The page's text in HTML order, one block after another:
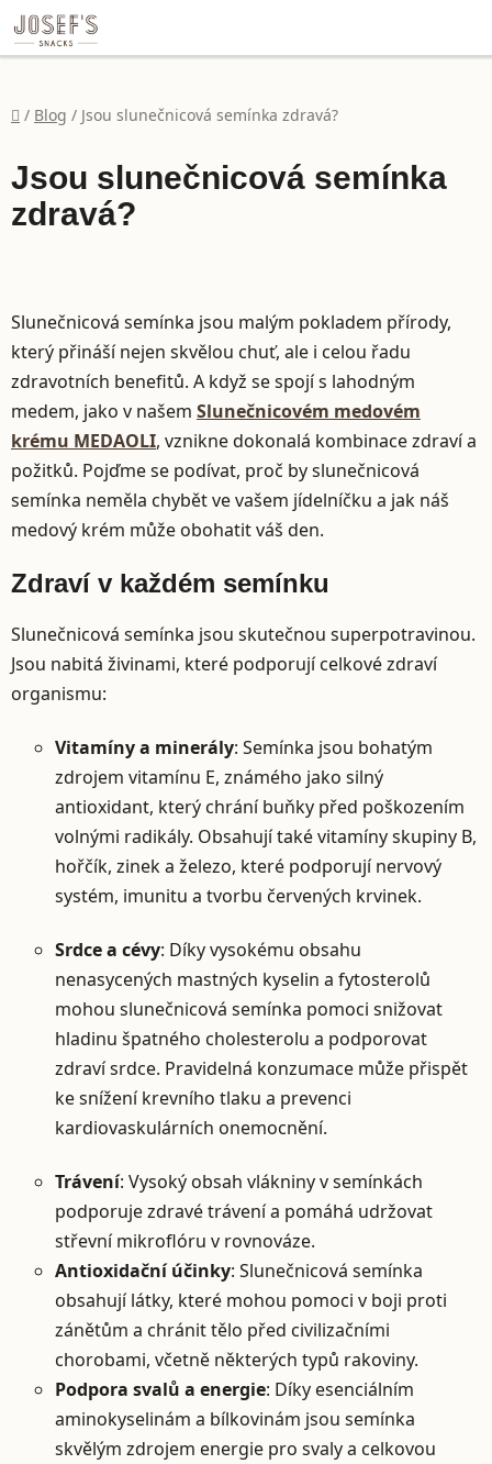
file:///C:/Users/dell/Desktop/Eli%C5%A1ka/
Přejít na obsah
Domů
/ Blog / Jsou slunečnicová semínka zdravá?
Jsou slunečnicová semínka
zdravá?
Slunečnicová semínka jsou malým pokladem přírody,
který přináší nejen skvělou chuť, ale i celou řadu
zdravotních benefitů. A když se spojí s lahodným
medem, jako v našem Slunečnicovém medovém
krému MEDAOLI, vznikne dokonalá kombinace zdraví a
požitků. Pojďme se podívat, proč by slunečnicová
semínka neměla chybět ve vašem jídelníčku a jak náš
medový krém může obohatit váš den.
Zdraví v každém semínku
Slunečnicová semínka jsou skutečnou superpotravinou.
Jsou nabitá živinami, které podporují celkové zdraví
organismu:
Vitamíny a minerály: Semínka jsou bohatým
zdrojem vitamínu E, známého jako silný
antioxidant, který chrání buňky před poškozením
volnými radikály. Obsahují také vitamíny skupiny B,
hořčík, zinek a železo, které podporují nervový
systém, imunitu a tvorbu červených krvinek.
Srdce a cévy: Díky vysokému obsahu
nenasycených mastných kyselin a fytosterolů
mohou slunečnicová semínka pomoci snižovat
hladinu špatného cholesterolu a podporovat
zdraví srdce. Pravidelná konzumace může přispět
ke snížení krevního tlaku a prevenci
kardiovaskulárních onemocnění.
Trávení: Vysoký obsah vlákniny v semínkách
podporuje zdravé trávení a pomáhá udržovat
střevní mikroflóru v rovnováze.
Antioxidační účinky: Slunečnicová semínka
obsahují látky, které mohou pomoci v boji proti
zánětům a chránit tělo před civilizačními
chorobami, včetně některých typů rakoviny.
Podpora svalů a energie: Díky esenciálním
aminokyselinám a bílkovinám jsou semínka
skvělým zdrojem energie pro svaly a celkovou